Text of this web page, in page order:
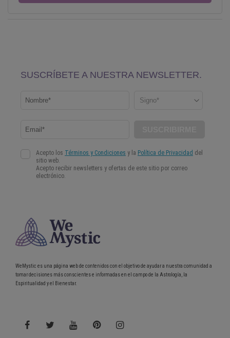
WeMystic es una página web de contenidos con el objetivo de ayudar a nuestra comunidad a
tomar decisiones más conscientes e informadas en el campo de la Astrología, la
Espiritualidad y el Bienestar.